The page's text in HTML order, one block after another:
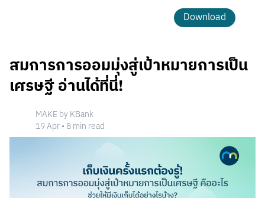
Download
สมการการออมมุ่งสู่เป้าหมายการเป็น
เศรษฐี อ่านได้ที่นี่!
MAKE by KBank
19 Apr• 8min read